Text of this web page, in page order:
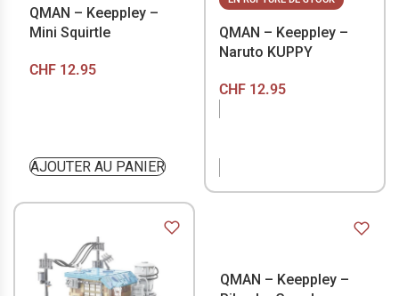
QMAN – Keeppley –
Mini Squirtle
CHF 12.95
AJOUTER AU PANIER
QMAN – Keeppley –
Naruto KUPPY
CHF12.95
QMAN – Keeppley –